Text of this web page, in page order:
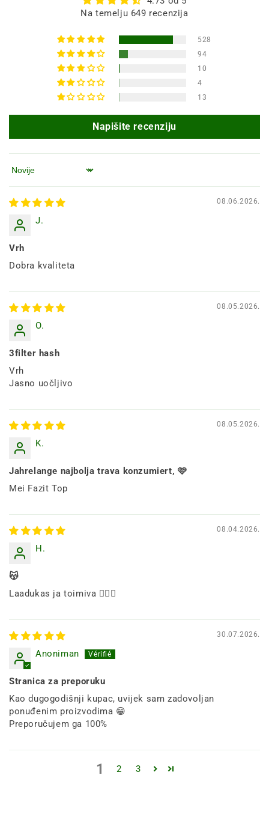
Na temelju 649 recenzija
528
94
10
4
13
Napišite recenziju
Poredaj po
08.06.2026.
J.
Vrh
Dobra kvaliteta
08.05.2026.
O.
3filter hash
Vrh
Jasno uočljivo
08.05.2026.
K.
Jahrelange najbolja trava konzumiert, 🩷
Mei Fazit Top
08.04.2026.
H.
😽
Laadukas ja toimiva ☝🏻🌸
30.07.2026.
Anoniman
Stranica za preporuku
Kao dugogodišnji kupac, uvijek sam zadovoljan
ponuđenim proizvodima 😁
Preporučujem ga 100%
1 2 3